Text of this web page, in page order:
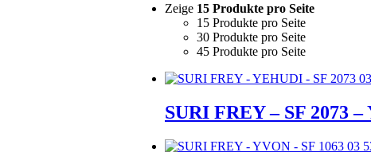
Zeige 15 Produkte pro Seite
15 Produkte pro Seite
30 Produkte pro Seite
45 Produkte pro Seite
SURI FREY – SF 2073